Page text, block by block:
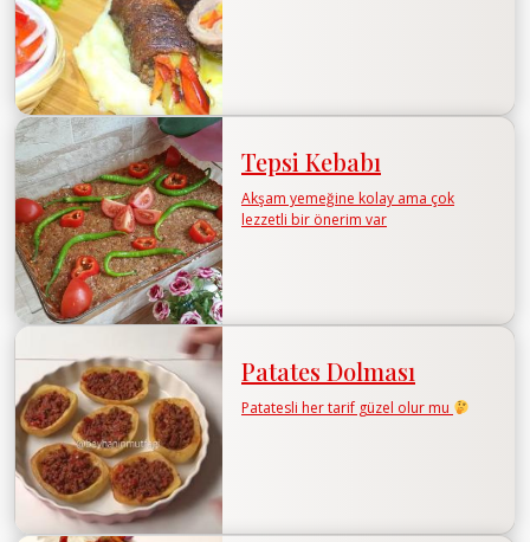
Tepsi Kebabı
Akşam yemeğine kolay ama çok
lezzetli bir önerim var
Patates Dolması
Patatesli her tarif güzel olur mu